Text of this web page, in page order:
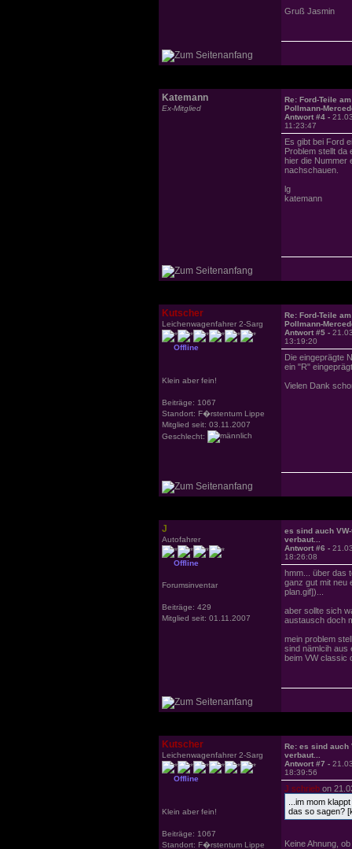
Gruß Jasmin
Katemann
Ex-Mitglied
Re: Ford-Teile am
Pollmann-
Antwort #4 -
11:23:47
Es gibt bei Ford
Problem stellt da
hier die Nummer
nachschauen.
lg
katemann
Kutscher
Leichenwagenfahrer 2-Sarg
Offline
Klein aber fein!
Beiträge: 1067
Standort: F�rstentum Lippe
Mitglied seit: 03.11.2007
Geschlecht:
Re: Ford-Teile am
Pollmann-
Antwort #5 -
13:19:20
Die eingeprägte
ein "R"
Vielen Dank
J
Autofahrer
Offline
Forumsinventar
Beiträge: 429
Mitglied seit: 01.11.2007
es sind auch
verbaut...
Antwort #6 -
18:26:08
hmm... über das
ganz gut mit neu
plan.gif])...
aber sollte sich
austausch doch
mein problem
sind nämlcih aus
beim VW classic
Kutscher
Leichenwagenfahrer 2-Sarg
Offline
Klein aber fein!
Beiträge: 1067
Standort: F�rstentum Lippe
Re: es sind auch
verbaut...
Antwort #7 -
18:39:56
J schrieb on
...im mom
das so sagen?
Keine Ahnung,